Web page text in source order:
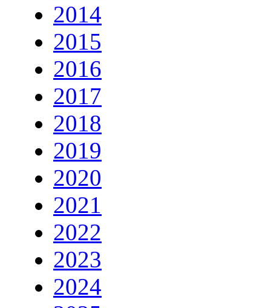
2014
2015
2016
2017
2018
2019
2020
2021
2022
2023
2024